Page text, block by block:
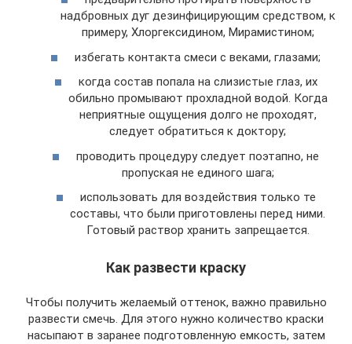
надбровных дуг дезинфицирующим средством, к
примеру, Хлоргексидином, Мирамистином;
избегать контакта смеси с веками, глазами;
когда состав попала на слизистые глаз, их
обильно промывают прохладной водой. Когда
неприятные ощущения долго не проходят,
следует обратиться к доктору;
проводить процедуру следует поэтапно, не
пропуская не единого шага;
использовать для воздействия только те
составы, что были приготовлены перед ними.
Готовый раствор хранить запрещается.
Как развести краску
Чтобы получить желаемый оттенок, важно правильно
развести смечь. Для этого нужно количество краски
насыпают в заранее подготовленную емкость, затем